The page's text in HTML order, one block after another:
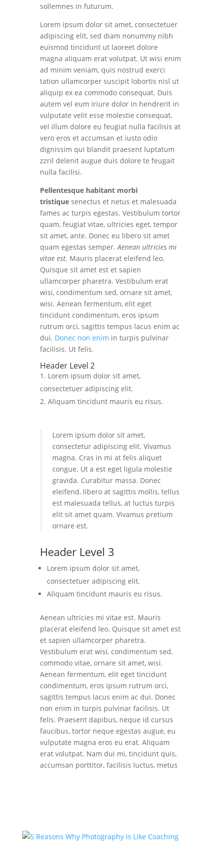
sollemnes in futurum.
Lorem ipsum dolor sit amet, consectetuer
adipiscing elit, sed diam nonummy nibh
euismod tincidunt ut laoreet dolore
magna aliquam erat volutpat. Ut wisi enim
ad minim veniam, quis nostrud exerci
tation ullamcorper suscipit lobortis nisl ut
aliquip ex ea commodo consequat. Duis
autem vel eum iriure dolor in hendrerit in
vulputate velit esse molestie consequat,
vel illum dolore eu feugiat nulla facilisis at
vero eros et accumsan et iusto odio
dignissim qui blandit praesent luptatum
zzril delenit augue duis dolore te feugait
nulla facilisi.
Pellentesque habitant morbi
tristiquesenectus et netus et malesuada
fames ac turpis egestas. Vestibulum tortor
quam, feugiat vitae, ultricies eget, tempor
sit amet, ante. Donec eu libero sit amet
quam egestas semper.Aenean ultricies mi
vitae est. Mauris placerat eleifend leo.
Quisque sit amet est et sapien
ullamcorper pharetra. Vestibulum erat
wisi, condimentum sed, ornare sit amet,
wisi. Aenean fermentum, elit eget
tincidunt condimentum, eros ipsum
rutrum orci, sagittis tempus lacus enim ac
dui. Donec non enim in turpis pulvinar
facilisis. Ut felis.
Header Level 2
Lorem ipsum dolor sit amet,
consectetuer adipiscing elit.
Aliquam tincidunt mauris eu risus.
Lorem ipsum dolor sit amet,
consectetur adipiscing elit. Vivamus
magna. Cras in mi at felis aliquet
congue. Ut a est eget ligula molestie
gravida. Curabitur massa. Donec
eleifend, libero at sagittis mollis, tellus
est malesuada tellus, at luctus turpis
elit sit amet quam. Vivamus pretium
ornare est.
Header Level 3
Lorem ipsum dolor sit amet,
consectetuer adipiscing elit.
Aliquam tincidunt mauris eu risus.
Aenean ultricies mi vitae est. Mauris
placerat eleifend leo. Quisque sit amet est
et sapien ullamcorper pharetra.
Vestibulum erat wisi, condimentum sed,
commodo vitae, ornare sit amet, wisi.
Aenean fermentum, elit eget tincidunt
condimentum, eros ipsum rutrum orci,
sagittis tempus lacus enim ac dui. Donec
non enim in turpis pulvinar facilisis. Ut
felis. Praesent dapibus, neque id cursus
faucibus, tortor neque egestas augue, eu
vulputate magna eros eu erat. Aliquam
erat volutpat. Nam dui mi, tincidunt quis,
accumsan porttitor, facilisis luctus, metus